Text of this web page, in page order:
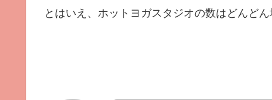
とはいえ、ホットヨガスタジオの数はどんどん